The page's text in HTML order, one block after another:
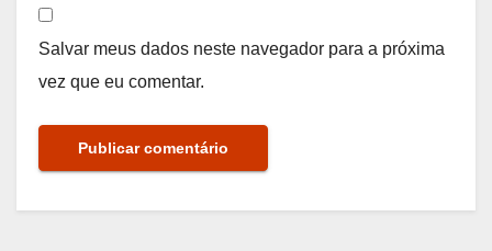
Salvar meus dados neste navegador para a próxima
vez que eu comentar.